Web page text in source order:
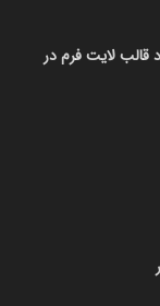
لایت فرم در